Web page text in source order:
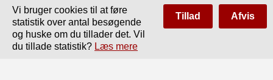
Vi bruger cookies til at føre
statistik over antal besøgende
og huske om du tillader det. Vil
du tillade statistik? Læs mere
Tillad Afvis